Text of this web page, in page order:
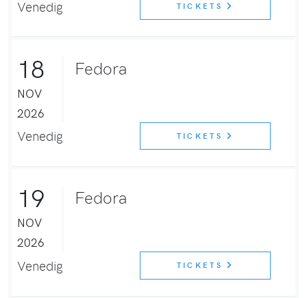
Venedig TICKETS
18
NOV
2026
Fedora
Venedig TICKETS
19
NOV
2026
Fedora
Venedig TICKETS